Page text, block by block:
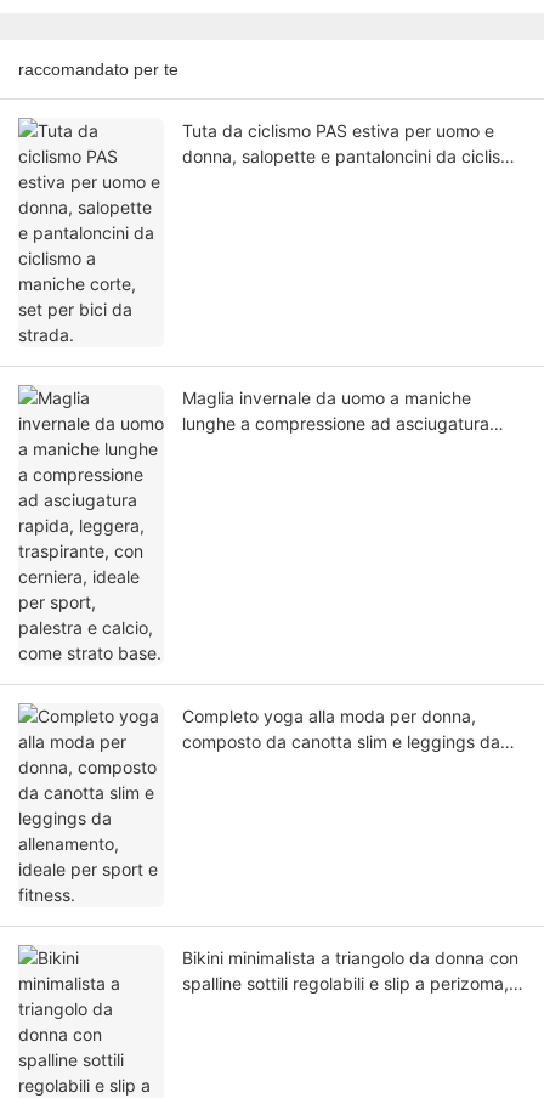
raccomandato per te
Tuta da ciclismo PAS estiva per uomo e
donna, salopette e pantaloncini da ciclismo
Maglia invernale da uomo a maniche
lunghe a compressione ad asciugatura
Completo yoga alla moda per donna,
composto da canotta slim e leggings da
Bikini minimalista a triangolo da donna con
spalline sottili regolabili e slip a perizoma,